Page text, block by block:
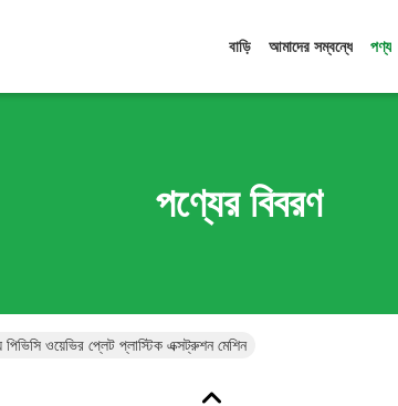
বাড়ি আমাদের সম্বন্ধে পণ্য
পণ্যের বিবরণ
পিভিসি ওয়েভির প্লেট প্লাস্টিক এক্সট্রুশন মেশিন